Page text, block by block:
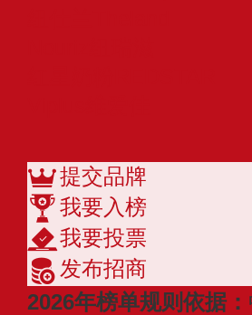
提交品牌
我要入榜
我要投票
发布招商
2026年榜单规则依据：